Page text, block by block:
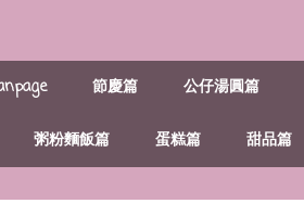
節慶篇 公仔湯圓篇
粥粉麵飯篇 蛋糕篇 甜品篇